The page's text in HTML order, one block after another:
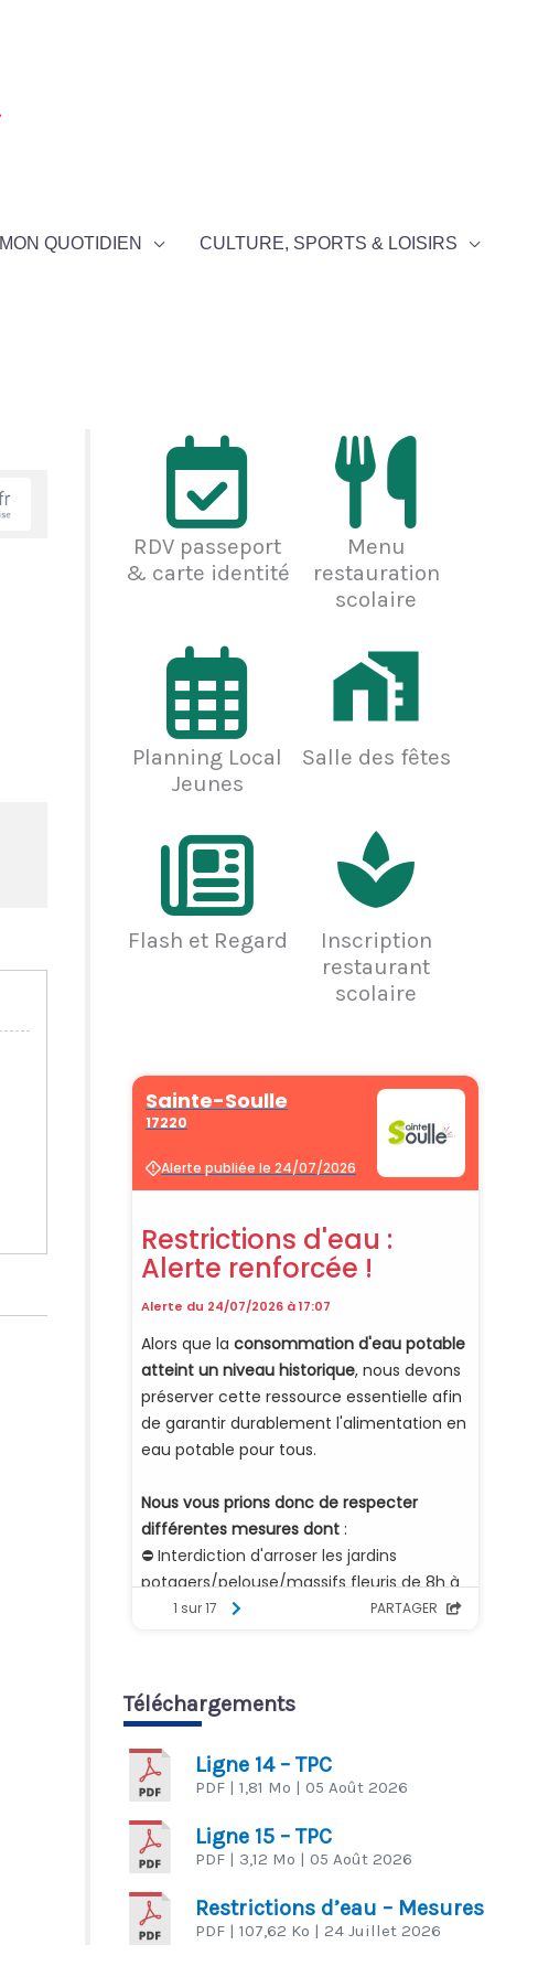
MON QUOTIDIEN CULTURE, SPORTS & LOISIRS
RDV passeport
& carte identité
Menu
restauration
scolaire
Planning Local
Jeunes
Salle des fêtes
Flash et Regard
Inscription
restaurant
scolaire
Téléchargements
Ligne 14 – TPC
PDF| 1,81 Mo | 05 Août 2026
Ligne 15 – TPC
PDF| 3,12 Mo | 05 Août 2026
Restrictions d’eau – Mesures
PDF| 107,62 Ko | 24 Juillet 2026